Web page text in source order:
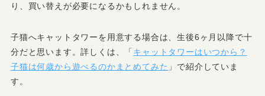
り、買い替えが必要になるかもしれません。
子猫へキャットタワーを用意する場合は、生後6ヶ月以降で十
分だと思います。詳しくは、「 キャットタワーはいつから？
子猫は何歳から遊べるのかまとめてみた 」で紹介していま
す。